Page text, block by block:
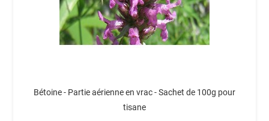
Bétoine - Partie aérienne en vrac - Sachet de 100g pour
tisane